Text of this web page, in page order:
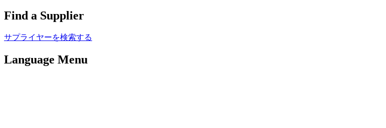
Find a Supplier
サプライヤーを検索する
Language Menu